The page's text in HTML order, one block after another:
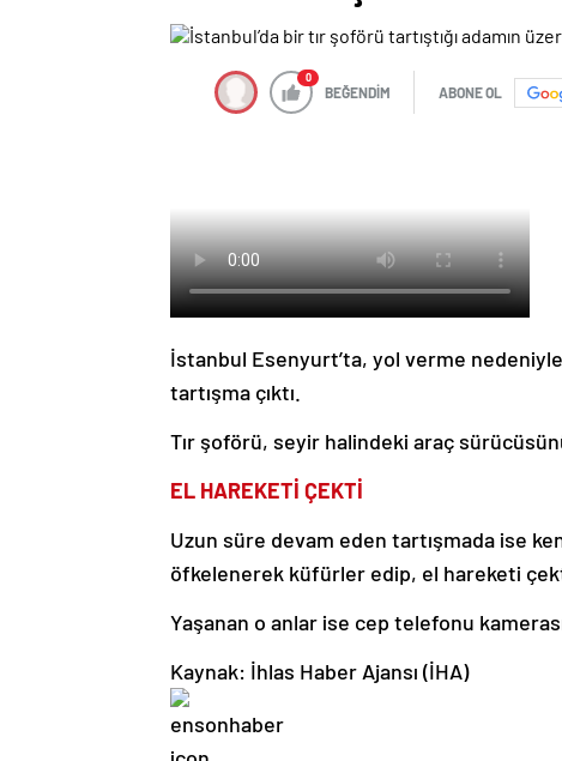
0
BEĞENDİM ABONE OL
İstanbul Esenyurt’ta, yol verme
tartışma çıktı.
Tır şoförü, seyir halindeki araç
EL HAREKETİ ÇEKTİ
Uzun süre devam eden tartışmada ise
öfkelenerek küfürler edip, el hareketi
Yaşanan o anlar ise cep telefonu
Kaynak: İhlas Haber Ajansı (İHA)